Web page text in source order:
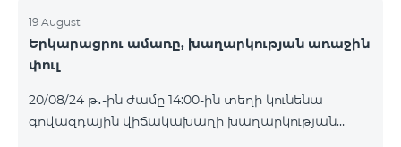
19 August
Երկարացրու ամառը, խաղարկության առաջին
փուլ
20/08/24 թ․-ին ժամը 14:00-ին տեղի կունենա
գովազդային վիճակախաղի խաղարկության